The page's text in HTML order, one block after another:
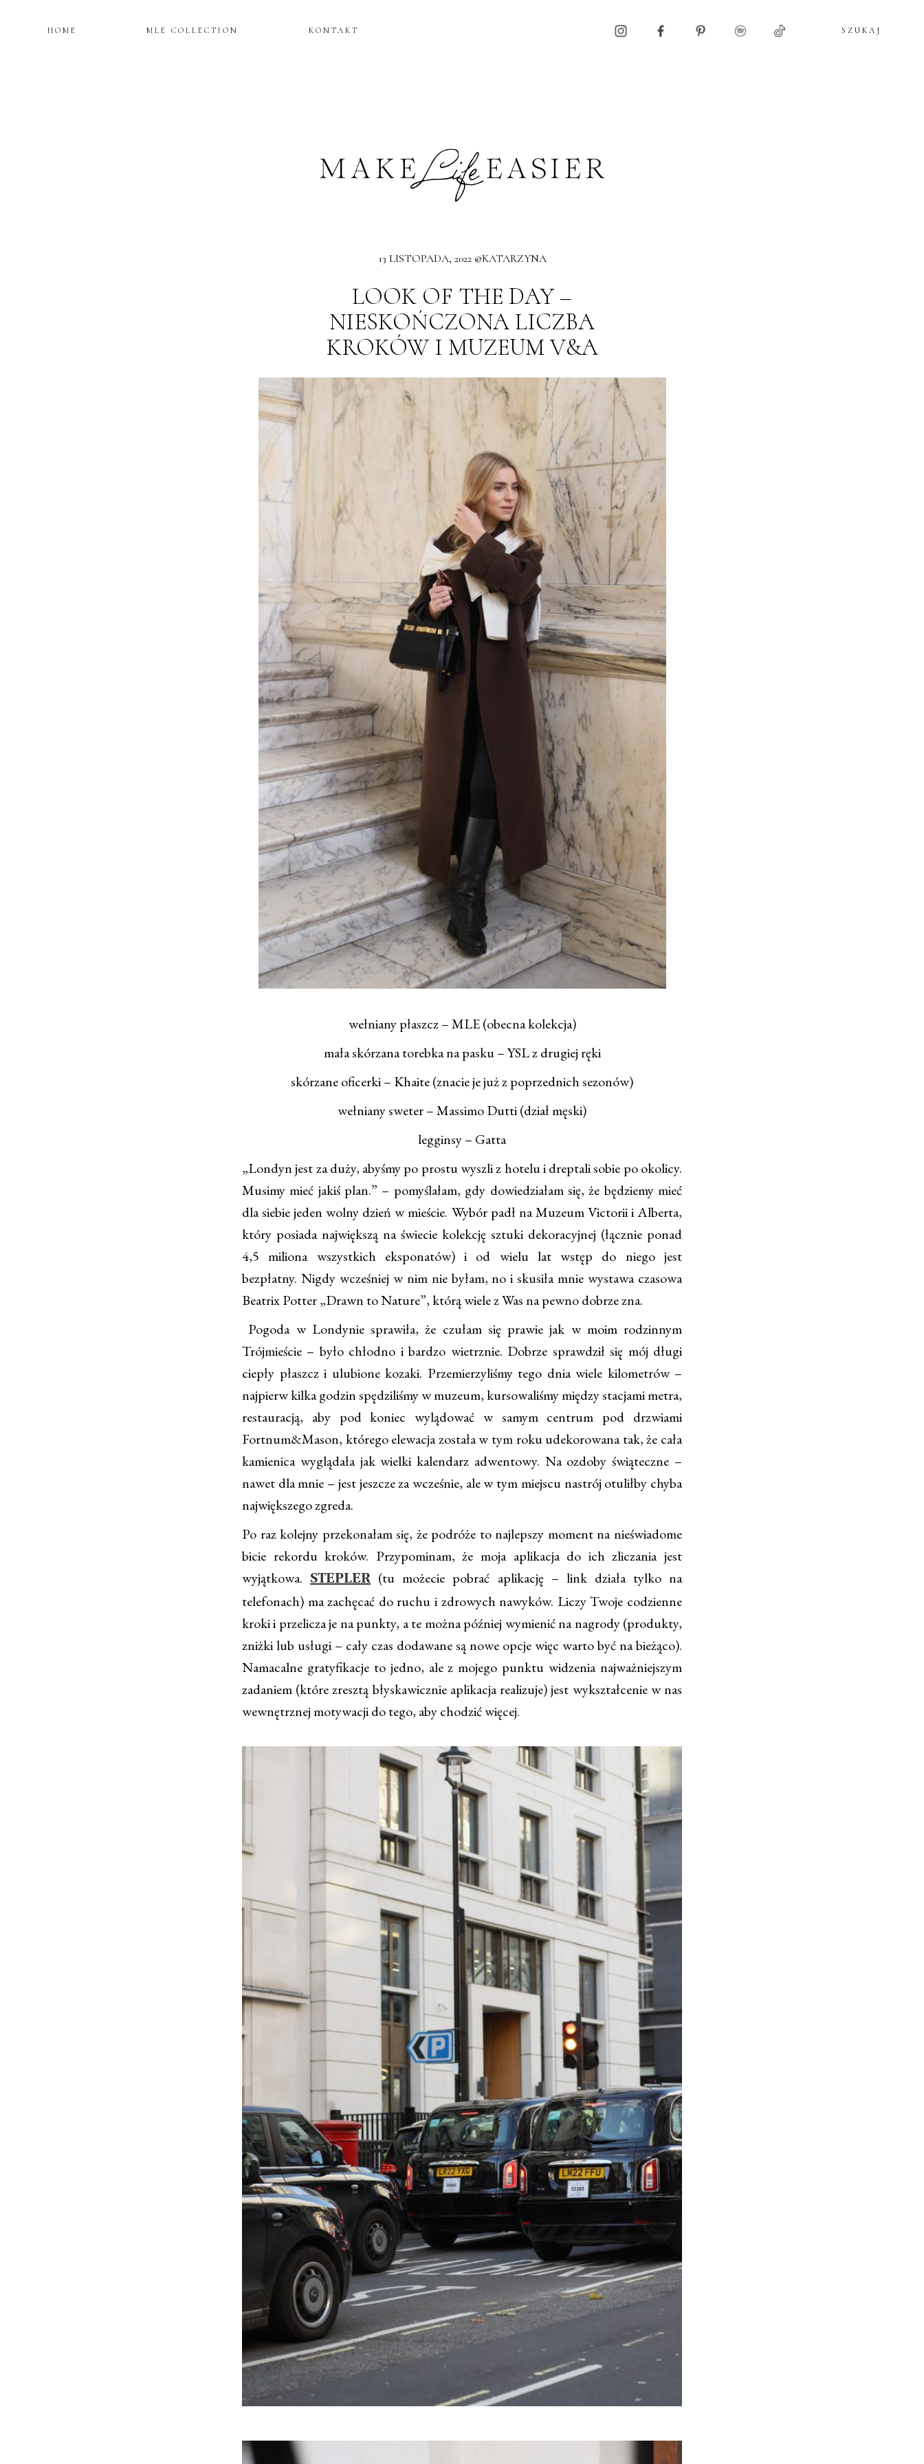
HOME MLE COLLECTION KONTAKT
13 LISTOPADA, 2022 @KATARZYNA
LOOK OF THE DAY –
NIESKOŃCZONA LICZBA
KROKÓW I MUZEUM V&A
wełniany płaszcz – MLE (obecna kolekcja)
mała skórzana torebka na pasku – YSL z drugiej ręki
skórzane oficerki – Khaite (znacie je już z poprzednich sezonów)
wełniany sweter – Massimo Dutti (dział męski)
legginsy – Gatta
„Londyn jest za duży, abyśmy po prostu wyszli z hotelu i dreptali sobie po okolicy.
Musimy mieć jakiś plan.” – pomyślałam, gdy dowiedziałam się, że będziemy mieć
dla siebie jeden wolny dzień w mieście. Wybór padł na Muzeum Victorii i Alberta,
który posiada największą na świecie kolekcję sztuki dekoracyjnej (łącznie ponad
4,5 miliona wszystkich eksponatów) i od wielu lat wstęp do niego jest
bezpłatny. Nigdy wcześniej w nim nie byłam, no i skusiła mnie wystawa czasowa
Beatrix Potter „Drawn to Nature”, którą wiele z Was na pewno dobrze zna.
Pogoda w Londynie sprawiła, że czułam się prawie jak w moim rodzinnym
Trójmieście – było chłodno i bardzo wietrznie. Dobrze sprawdził się mój długi
ciepły płaszcz i ulubione kozaki. Przemierzyliśmy tego dnia wiele kilometrów –
najpierw kilka godzin spędziliśmy w muzeum, kursowaliśmy między stacjami metra,
restauracją, aby pod koniec wylądować w samym centrum pod drzwiami
Fortnum&Mason, którego elewacja została w tym roku udekorowana tak, że cała
kamienica wyglądała jak wielki kalendarz adwentowy. Na ozdoby świąteczne –
nawet dla mnie – jest jeszcze za wcześnie, ale w tym miejscu nastrój otuliłby chyba
największego zgreda.
Po raz kolejny przekonałam się, że podróże to najlepszy moment na nieświadome
bicie rekordu kroków. Przypominam, że moja aplikacja do ich zliczania jest
wyjątkowa.
STEPLER (tu możecie pobrać aplikację – link działa tylko na
telefonach) ma zachęcać do ruchu i zdrowych nawyków. Liczy Twoje codzienne
kroki i przelicza je na punkty, a te można później wymienić na nagrody (produkty,
zniżki lub usługi – cały czas dodawane są nowe opcje więc warto być na bieżąco).
Namacalne gratyfikacje to jedno, ale z mojego punktu widzenia najważniejszym
zadaniem (które zresztą błyskawicznie aplikacja realizuje) jest wykształcenie w nas
wewnętrznej motywacji do tego, aby chodzić więcej.